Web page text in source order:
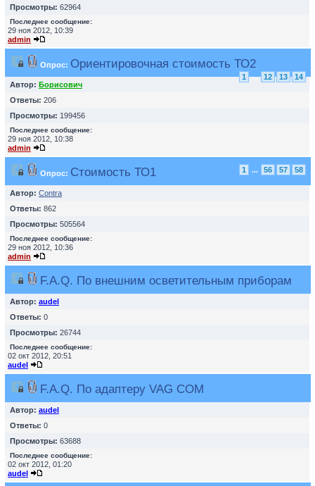
Просмотры: 62964
Последнее сообщение:
29 ноя 2012, 10:39
admin
Опрос: Ориентировочная стоимость ТО2
1 ... 12 13
14
Автор: Борисович
Ответы: 206
Просмотры: 199456
Последнее сообщение:
29 ноя 2012, 10:38
admin
Опрос: Cтоимость ТО1 1 ... 56 57 58
Автор: Contra
Ответы: 862
Просмотры: 505564
Последнее сообщение:
29 ноя 2012, 10:36
admin
F.A.Q. По внешним осветительным приборам
Автор: audel
Ответы: 0
Просмотры: 26744
Последнее сообщение:
02 окт 2012, 20:51
audel
F.A.Q. По адаптеру VAG COM
Автор: audel
Ответы: 0
Просмотры: 63688
Последнее сообщение:
02 окт 2012, 01:20
audel